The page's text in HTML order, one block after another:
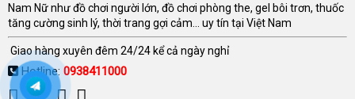
Nam Nữ như đồ chơi người lớn, đồ chơi phòng the, gel bôi trơn, thuốc
tăng cường sinh lý, thời trang gợi cảm... uy tín tại Việt Nam
Giao hàng xuyên đêm 24/24 kể cả ngày nghỉ
Hotline: 0938411000